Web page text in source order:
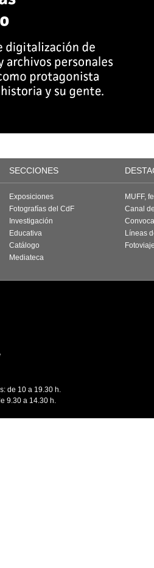
SECCIONES
Exposiciones
Fotografías del CdF
Investigación
Educativa
Catálogo
Mediateca
MUFF,
Canal
Líneas
de 10 a 19.30 h.
9.30 a 14.30 h.